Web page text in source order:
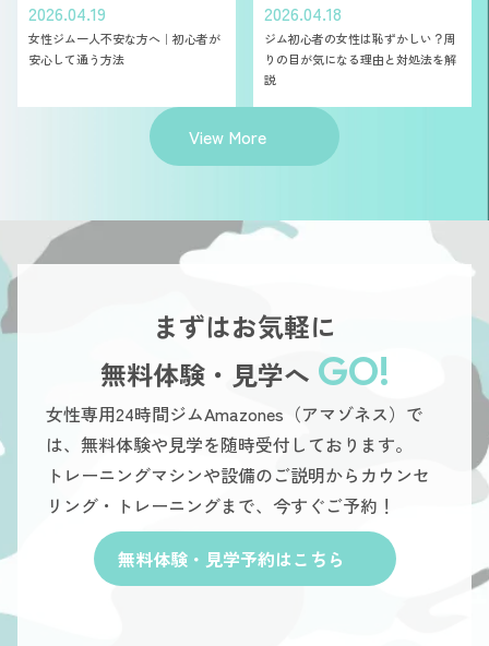
2026.04.19
女性ジム一人不安な方へ｜初心者が
安心して通う方法
2026.04.18
ジム初心者の女性は恥ずかしい？周
りの目が気になる理由と対処法を解
説
View More
まずはお気軽に
無料体験・見学へ GO!
女性専用24時間ジムAmazones（アマゾネス）で
は、無料体験や見学を随時受付しております。
トレーニングマシンや設備のご説明からカウンセ
リング・トレーニングまで、今すぐご予約！
無料体験・見学予約はこちら